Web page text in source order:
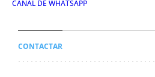
CANAL DE WHATSAPP
CONTACTAR